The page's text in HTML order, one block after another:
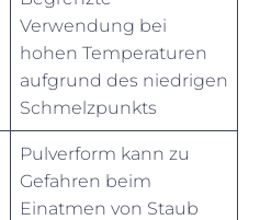
Verwendung bei
hohen Temperaturen
aufgrund des niedrigen
Schmelzpunkts
Pulverform kann zu
Gefahren beim
Einatmen von Staub